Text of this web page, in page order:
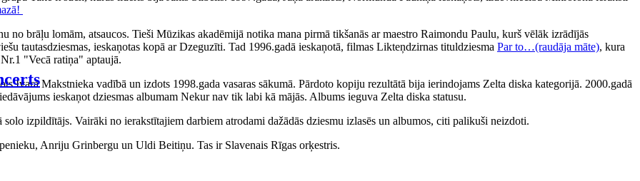
brāļu lomām, atsaucos. Tieši Mūzikas akadēmijā notika mana pirmā tikšanās ar maestro Raimondu Paulu, kurš vēlāk izrādījās
tautasdziesmas, ieskaņotas kopā ar Dzeguzīti. Tad 1996.gadā ieskaņotā, filmas Likteņdzirnas tituldziesma Par to…(raudāja māte), kura
"Vecā ratiņa" aptaujā.
Ivara Makstnieka vadībā un izdots 1998.gada vasaras sākumā. Pārdoto kopiju rezultātā bija ierindojams Zelta diska kategorijā. 2000.gadā
ieskaņot dziesmas albumam Nekur nav tik labi kā mājās. Albums ieguva Zelta diska statusu.
izpildītājs. Vairāki no ierakstītajiem darbiem atrodami dažādās dziesmu izlasēs un albumos, citi palikuši neizdoti.
Anriju Grinbergu un Uldi Beitiņu. Tas ir Slavenais Rīgas orķestris.